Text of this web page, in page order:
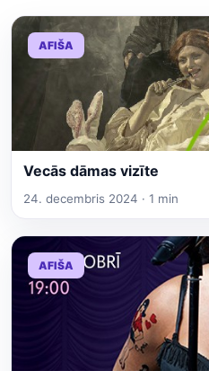
AFIŠA
Vecās dāmas vizīte
24. decembris 2024 · 1 min
AFIŠA